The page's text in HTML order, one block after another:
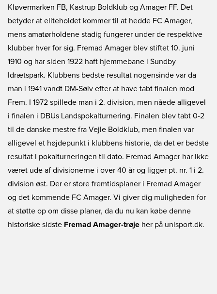
Kløvermarken FB, Kastrup Boldklub og Amager FF. Det
betyder at eliteholdet kommer til at hedde FC Amager,
mens amatørholdene stadig fungerer under de respektive
klubber hver for sig. Fremad Amager blev stiftet 10. juni
1910 og har siden 1922 haft hjemmebane i Sundby
Idrætspark. Klubbens bedste resultat nogensinde var da
man i 1941 vandt DM-Sølv efter at have tabt finalen mod
Frem. I 1972 spillede man i 2. division, men nåede alligevel
i finalen i DBUs Landspokalturnering. Finalen blev tabt 0-2
til de danske mestre fra Vejle Boldklub, men finalen var
alligevel et højdepunkt i klubbens historie, da det er bedste
resultat i pokalturneringen til dato. Fremad Amager har ikke
været ude af divisionerne i over 40 år og ligger pt. nr. 1 i 2.
division øst. Der er store fremtidsplaner i Fremad Amager
og det kommende FC Amager. Vi giver dig muligheden for
at støtte op om disse planer, da du nu kan købe denne
historiske sidste Fremad Amager-trøje her på unisport.dk.